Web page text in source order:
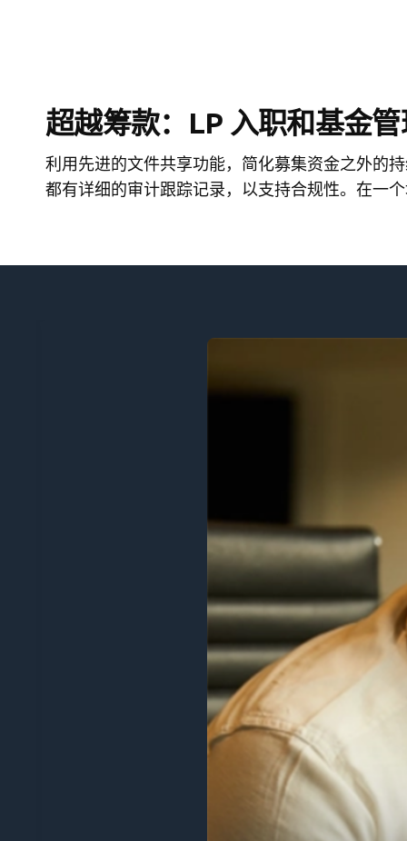
超越筹款：LP 入职和基金管
利用先进的文件共享功能，简化募集资金之外的
都有详细的审计跟踪记录，以支持合规性。在一